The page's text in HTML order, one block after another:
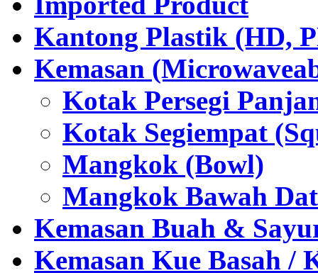
Kantong Plastik (HD,
Kemasan
Kotak Persegi
Kotak Segiempat
Mangkok (Bowl)
Mangkok Bawah
Kemasan Buah &
Kemasan Kue Basah /